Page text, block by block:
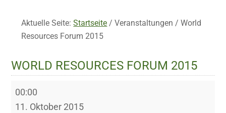
Aktuelle Seite:Startseite / Veranstaltungen/ World
Resources Forum 2015
WORLD RESOURCES FORUM 2015
World
Resources
00:00
11. Oktober 2015